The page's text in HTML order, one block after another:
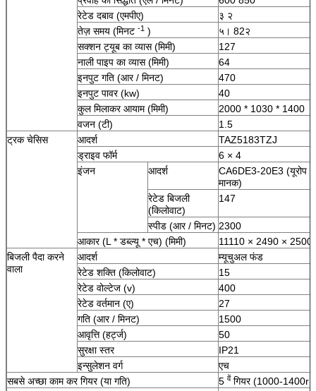
रेटेड दबाव (एमपीए)
३ २
तेज़ समय (मिनट -1 )
५। 82२
सक्शन ट्यूब का व्यास (मिमी)
127
नाली पाइप का व्यास (मिमी)
64
इनपुट गति (आर / मिनट)
470
इनपुट पावर (kw)
40
कुल मिलाकर आयाम (मिमी)
2000 * 1030 * 1400
वजन (टी)
1.5
ट्रक चेसिस
आदर्श
TAZ5183TZJ
ड्राइव फॉर्म
6 × 4
इंजन
आदर्श
CA6DE3-20E3 (यूरोप
मानक)
रेटेड बिजली
(किलोवाट)
147
स्पीड (आर / मिनट) 2300
आकार (L * डब्ल्यू * एच) (मिमी)
11110 × 2490 × 2500
बिजली पैदा करने
वाला
आदर्श
म्यूचुअल फंड
रेटेड शक्ति (किलोवाट)
15
रेटेड वोल्टेज (v)
400
रेटेड वर्तमान (ए)
27
गति (आर / मिनट)
1500
आवृत्ति (हर्ट्ज)
50
सुरक्षा स्तर
IP21
इन्सुलेशन वर्ग
एच
सबसे अच्छा काम कर गियर (या गति)
5 वें गियर (1000-1400r /